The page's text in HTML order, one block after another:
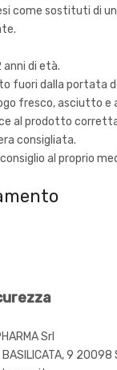
come sostituti di
di età.
fuori dalla portata
fresco, asciutto e
al prodotto
consigliata.
al proprio
Srl
BASILICATA, 9 20098